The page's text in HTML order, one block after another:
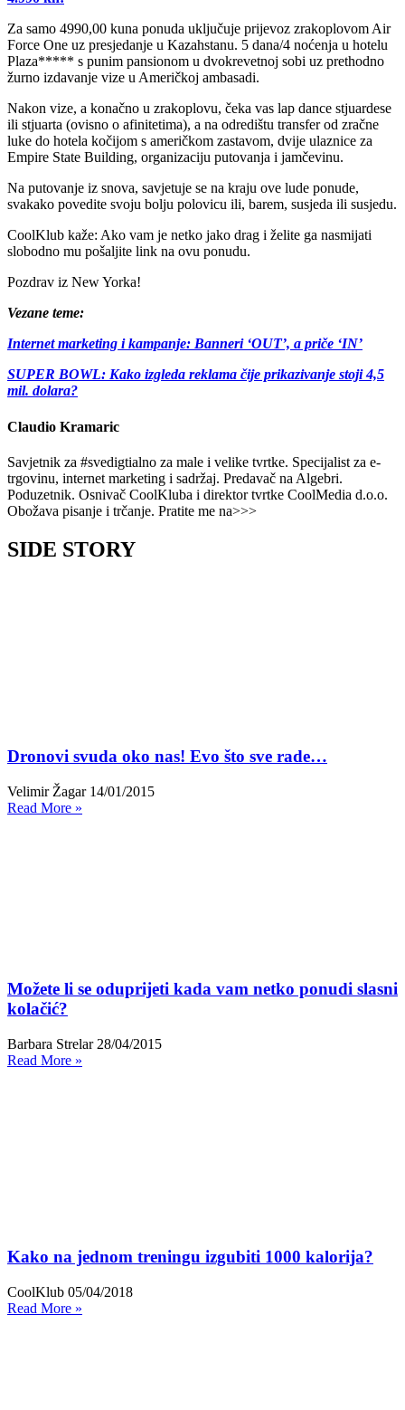
Za samo 4990,00 kuna ponuda uključuje prijevoz zrakoplovom Air
Force One uz presjedanje u Kazahstanu. 5 dana/4 noćenja u hotelu
Plaza***** s punim pansionom u dvokrevetnoj sobi uz prethodno
žurno izdavanje vize u Američkoj ambasadi.
Nakon vize, a konačno u zrakoplovu, čeka vas lap dance stjuardese
ili stjuarta (ovisno o afinitetima), a na odredištu transfer od zračne
luke do hotela kočijom s američkom zastavom, dvije ulaznice za
Empire State Building, organizaciju putovanja i jamčevinu.
Na putovanje iz snova, savjetuje se na kraju ove lude ponude,
svakako povedite svoju bolju polovicu ili, barem, susjeda ili susjedu.
CoolKlub kaže: Ako vam je netko jako drag i želite ga nasmijati
slobodno mu pošaljite link na ovu ponudu.
Pozdrav iz New Yorka!
Vezane teme:
Internet marketing i kampanje: Banneri ‘OUT’, a priče ‘IN’
SUPER BOWL: Kako izgleda reklama čije prikazivanje stoji 4,5
mil. dolara?
Claudio Kramaric
Savjetnik za #svedigtialno za male i velike tvrtke. Specijalist za e-
trgovinu, internet marketing i sadržaj. Predavač na Algebri.
Poduzetnik. Osnivač CoolKluba i direktor tvrtke CoolMedia d.o.o.
Obožava pisanje i trčanje. Pratite me na>>>
SIDE STORY
Dronovi svuda oko nas! Evo što sve rade…
Velimir Žagar 14/01/2015
Read More »
Možete li se oduprijeti kada vam netko ponudi slasni
kolačić?
Barbara Strelar 28/04/2015
Read More »
Kako na jednom treningu izgubiti 1000 kalorija?
CoolKlub 05/04/2018
Read More »